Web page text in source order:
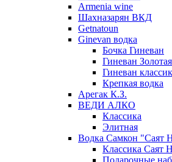
Armenia wine
Шахназарян ВКД
Getnatoun
Ginevan водка
Бочка Гиневан
Гиневан
Гиневан классик
Крепкая водка
Арегак К.З.
ВЕДИ АЛКО
Классика
Элитная
Водка Самкон "Саят
Классика Саят
Подарочные